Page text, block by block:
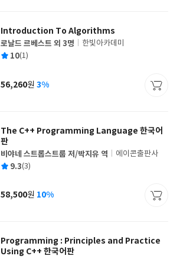
Introduction To Algorithms
글
쓴
로날드 르베스트 외 3명
출
사
한빛아카데미
평 10(1)
가
56,260원 3%
The C++ Programming Language 한국어
판
글
쓴
비야네 스트롭스트룹 저/박지유 역
출
사
에이콘출판사
평 9.3(3)
가
58,500원 10%
Programming : Principles and Practice
Using C++ 한국어판